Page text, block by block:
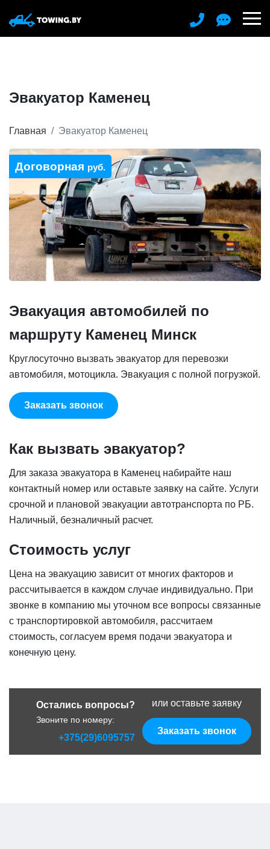
Эвакуатор Каменец
Главная Эвакуатор Каменец
Договорная руб.
Эвакуация автомобилей по
маршруту Каменец Минск
Круглосуточно вызвать эвакуатор для перевозки
автомобиля, мотоцикла. Эвакуация с полной погрузкой.
Заказать звонок
Как вызвать эвакуатор?
Для заказа эвакуатора в Каменец набирайте наш
контактный номер или оставьте заявку на сайте. Услуги
срочной и плановой эвакуации автотранспорта по РБ.
Наличный, безналичный расчет.
Стоимость услуг
Цена на эвакуацию зависит от многих факторов и
рассчитывается в каждом случае индивидуально. При
звонке в компанию мы уточном все вопросы связанные
с транспортировкой автомобиля, рассчитаем
стоимость, согласуем время подачи эвакуатора и
конечную цену.
Остались вопросы?
Звоните по номеру:
+375(29)6095757
или оставьте заявку
Заказать звонок